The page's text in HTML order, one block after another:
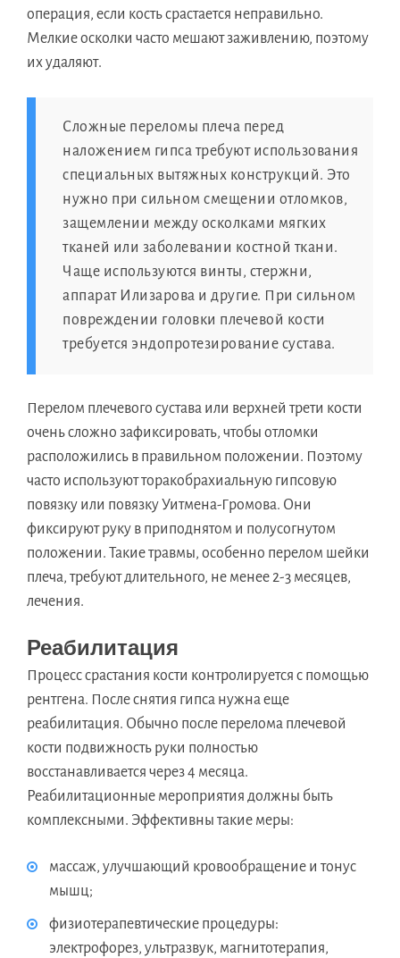
операция, если кость срастается неправильно.
Мелкие осколки часто мешают заживлению, поэтому
их удаляют.
Сложные переломы плеча перед
наложением гипса требуют использования
специальных вытяжных конструкций. Это
нужно при сильном смещении отломков,
защемлении между осколками мягких
тканей или заболевании костной ткани.
Чаще используются винты, стержни,
аппарат Илизарова и другие. При сильном
повреждении головки плечевой кости
требуется эндопротезирование сустава.
Перелом плечевого сустава или верхней трети кости
очень сложно зафиксировать, чтобы отломки
расположились в правильном положении. Поэтому
часто используют торакобрахиальную гипсовую
повязку или повязку Уитмена-Громова. Они
фиксируют руку в приподнятом и полусогнутом
положении. Такие травмы, особенно перелом шейки
плеча, требуют длительного, не менее 2-3 месяцев,
лечения.
Реабилитация
Процесс срастания кости контролируется с помощью
рентгена. После снятия гипса нужна еще
реабилитация. Обычно после перелома плечевой
кости подвижность руки полностью
восстанавливается через 4 месяца.
Реабилитационные мероприятия должны быть
комплексными. Эффективны такие меры:
массаж, улучшающий кровообращение и тонус
мышц;
физиотерапевтические процедуры:
электрофорез, ультразвук, магнитотерапия,